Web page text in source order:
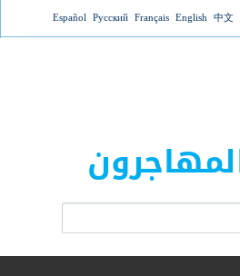
Jump to 中文
English
Français
Русский
Español